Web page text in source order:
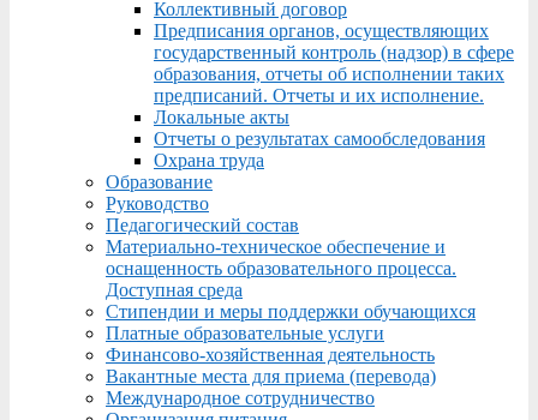
Коллективный договор
Предписания органов, осуществляющих
государственный контроль (надзор) в сфере
образования, отчеты об исполнении таких
предписаний. Отчеты и их исполнение.
Локальные акты
Отчеты о результатах самообследования
Охрана труда
Образование
Руководство
Педагогический состав
Материально-техническое обеспечение и
оснащенность образовательного процесса.
Доступная среда
Стипендии и меры поддержки обучающихся
Платные образовательные услуги
Финансово-хозяйственная деятельность
Вакантные места для приема (перевода)
Международное сотрудничество